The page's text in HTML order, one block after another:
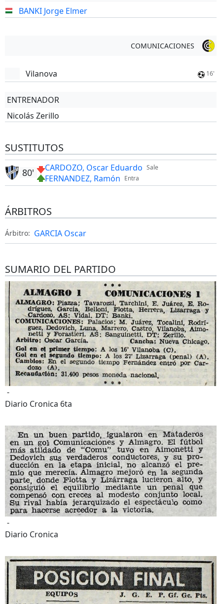
BANKI Jorge Elmer
COMUNICACIONES
Vilanova 16'
ENTRENADOR
Nicolás Zerillo
SUSTITUTOS
Sale
CARDOZO, Oscar Eduardo
Entra
FERNANDEZ, Ramón
80'
ÁRBITROS
Árbitro: GARCIA Oscar
SUMARIO DEL PARTIDO
-
Diario Cronica 6ta
-
Diario Cronica